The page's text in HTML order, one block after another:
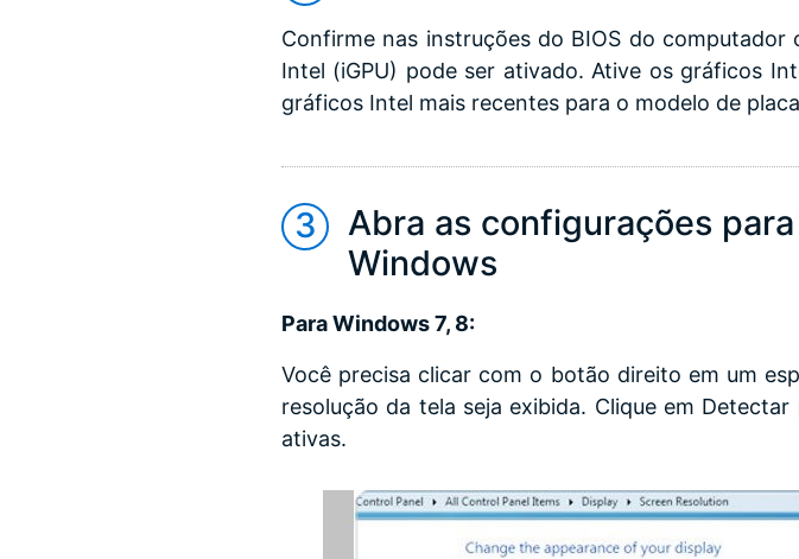
Confirme nas instruções do BIOS do
Intel (iGPU) pode ser ativado. Ative os gráficos
gráficos Intel mais recentes para o modelo de
Abra as configurações
Windows
Para Windows 7, 8:
Você precisa clicar com o botão direito em um
resolução da tela seja exibida. Clique em
ativas.